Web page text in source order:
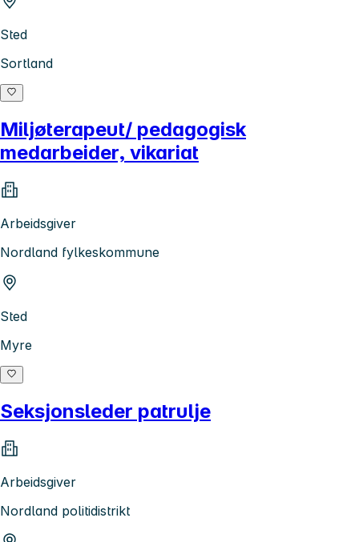
Sted
Sortland
Miljøterapeut/ pedagogisk
medarbeider, vikariat
Arbeidsgiver
Nordland fylkeskommune
Sted
Myre
Seksjonsleder patrulje
Arbeidsgiver
Nordland politidistrikt